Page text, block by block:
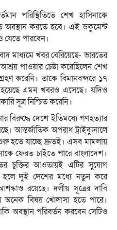
পরিস্থিতিতে শেখ হাসিনাকে
অবস্থান করতে হবে। এই ডকুমেন্ট
পারবেন।
মাধ্যমে খবর বেরিয়েছে- ভারতের
পাওয়ার চেষ্টা করেছিলেন শেখ
করেনি। তাকে বিমানবন্দরে ১৭
হয়েছে এমন খবরও এসেছে। যদিও
সূত্র নিশ্চিত করেনি।
বিরুদ্ধে দেশে ইতিমধ্যে গণহত্যার
আন্তর্জাতিক অপরাধ ট্রাইব্যুনালে
হতে যাচ্ছে দ্রুতই। এসব মামলায়
ফেরত চাইতে পারে বাংলাদেশ।
চুক্তির আওতায়ই এটির সুযোগ
হলে দুই দেশের মধ্যে নতুন করে
রয়েছে। দলীয় সূত্রের দাবি
অনেক বিষয় খোলাসা হতে পারে।
অবস্থান পরিবর্তন করবেন সেটিও